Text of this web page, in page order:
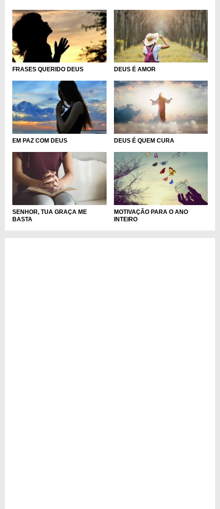
FRASES QUERIDO DEUS DEUS É AMOR
EM PAZ COM DEUS DEUS É QUEM CURA
SENHOR, TUA GRAÇA ME
BASTA
MOTIVAÇÃO PARA O ANO
INTEIRO